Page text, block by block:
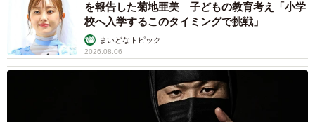
を報告した菊地亜美 子どもの教育考え「小学
校へ入学するこのタイミングで挑戦」
まいどなトピック
2026.08.06